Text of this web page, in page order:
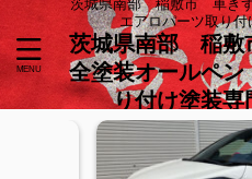
エアロパーツ取り
茨城県南部 稲
全塗装オールペ
り付け塗装